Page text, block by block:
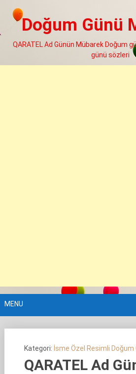
Doğum Günü
QARATEL Ad Günün Mübarek Doğum
günü sözleri
MENU
Kategori: İsme Özel Resimli
QARATEL Ad